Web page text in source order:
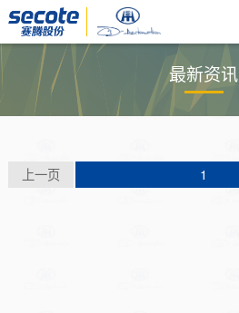
最新资讯
上一页 1